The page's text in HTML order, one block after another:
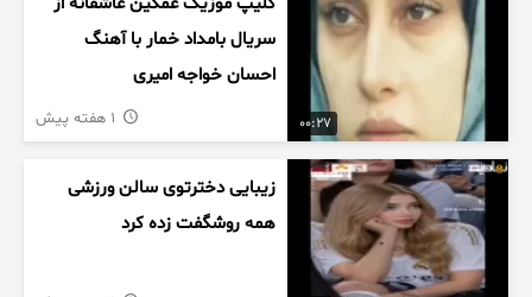
00:27
سریال بامداد خمار با آهنگ
احسان خواجه امیری
زیبایی دخترتوی سالن ورزشی
همه روشگفت زده کرد